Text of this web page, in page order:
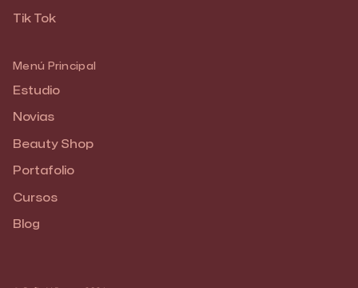
Tik Tok
Menú Principal
Estudio
Novias
Beauty Shop
Portafolio
Cursos
Blog